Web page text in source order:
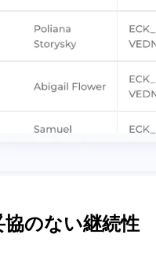
のない継続性